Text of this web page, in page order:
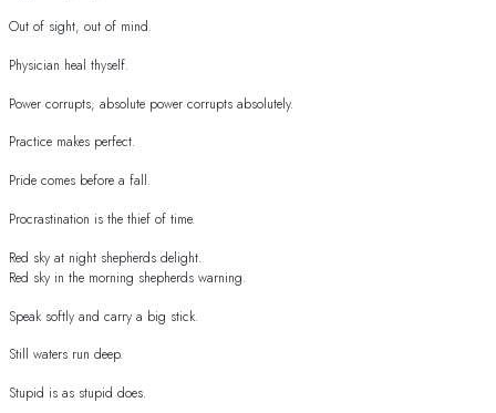
Out of sight, out of mind.
Physician heal thyself.
Power corrupts; absolute power corrupts absolutely.
Practice makes perfect.
Pride comes before a fall.
Procrastination is the thief of time.
Red sky at night shepherds delight.
Red sky in the morning shepherds warning.
Speak softly and carry a big stick.
Still waters run deep.
Stupid is as stupid does.